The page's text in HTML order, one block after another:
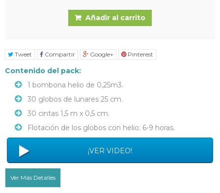
Añadir al carrito
Tweet Compartir Google+ Pinterest
Contenido del pack:
1 bombona helio de 0,25m3.
30 globos de lunares 25 cm.
30 cintas 1,5 m x 0,5 cm.
Flotación de los globos con helio: 6-9 horas.
¡VER VIDEO!
Ver Más Detalles